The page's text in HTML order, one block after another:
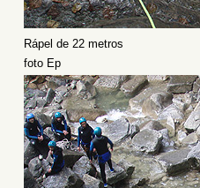
Rápel de 22 metros
foto Ep